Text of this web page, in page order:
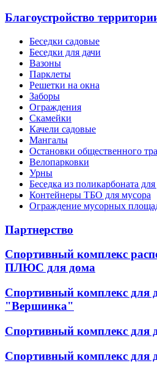
Благоустройство
Беседки садовые
Беседки для дачи
Вазоны
Парклеты
Решетки на окна
Заборы
Ограждения
Скамейки
Качели садовые
Мангалы
Остановки общественного
Велопарковки
Урны
Беседка из поликарбоната для
Контейнеры ТБО для мусора
Ограждение мусорных
Партнерство
Спортивный комплекс
ПЛЮС для дома
Спортивный комплекс для
"Вершинка"
Спортивный комплекс для
Спортивный комплекс для